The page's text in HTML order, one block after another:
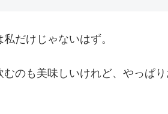
だけじゃないはず。
のも美味しいけれど、やっぱ